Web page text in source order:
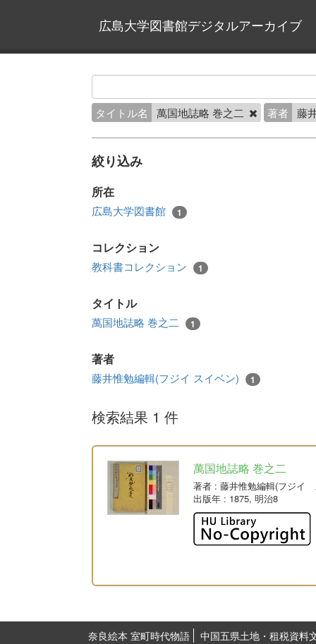
広島大学図書館デジタルアーカイブ
タイトル名 萬国地誌略 巻之二 著者 藤
絞り込み
所在
広島大学図書館 1
コレクション
教科書コレクション 1
タイトル
萬国地誌略 巻之二 1
著者
藤井惟勉編輯(フジイ スイベン) 1
検索結果 1 件
萬国地誌略 巻之二
著者 : 藤井惟勉編輯(フジイ
出版年 : 1875, 明治8
奈良絵本 室町時代物語
中国五県土地・租税資料